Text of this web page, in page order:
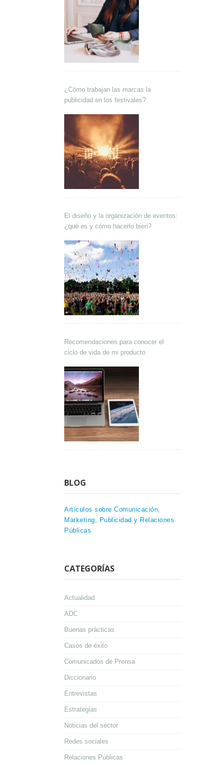
¿Cómo trabajan las marcas la
publicidad en los festivales?
El diseño y la organización de eventos:
¿qué es y cómo hacerlo bien?
Recomendaciones para conocer el
ciclo de vida de mi producto
BLOG
Artículos sobre Comunicación,
Marketing, Publicidad y Relaciones
Públicas
CATEGORÍAS
Actualidad
ADC
Buenas prácticas
Casos de éxito
Comunicados de Prensa
Diccionario
Entrevistas
Estrategias
Noticias del sector
Redes sociales
Relaciones Públicas